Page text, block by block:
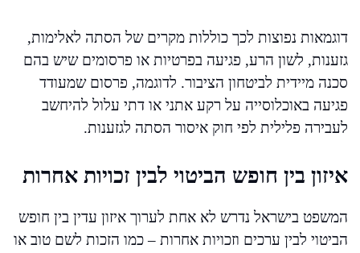
דוגמאות נפוצות לכך כוללות מקרים של הסתה לאלימות,
גזענות, לשון הרע, פגיעה בפרטיות או פרסומים שיש בהם
סכנה מיידית לביטחון הציבור. לדוגמה, פרסום שמעודד
פגיעה באוכלוסייה על רקע אתני או דתי עלול להיחשב
לעבירה פלילית לפי חוק איסור הסתה לגזענות.
איזון בין חופש הביטוי לבין זכויות אחרות
המשפט בישראל נדרש לא אחת לערוך איזון עדין בין חופש
הביטוי לבין ערכים וזכויות אחרות – כמו הזכות לשם טוב או